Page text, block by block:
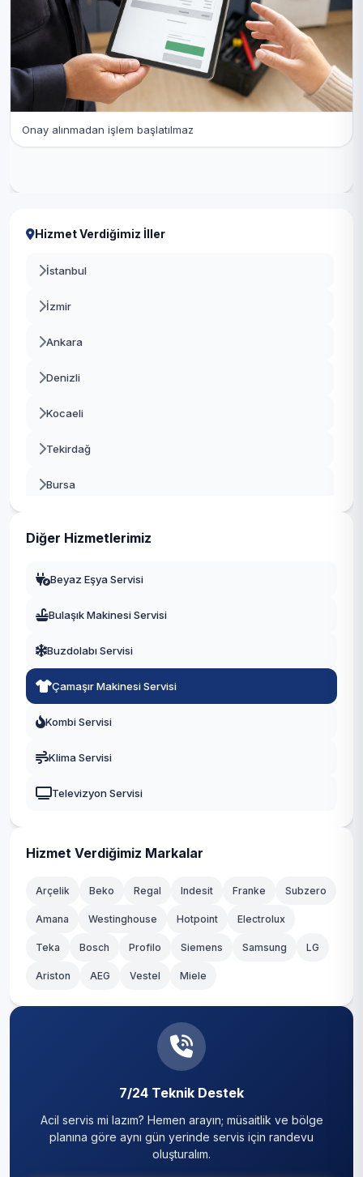
Onay alınmadan işlem başlatılmaz
Hizmet Verdiğimiz İller
İstanbul
İzmir
Ankara
Denizli
Kocaeli
Tekirdağ
Bursa
Diğer Hizmetlerimiz
Beyaz Eşya Servisi
Bulaşık Makinesi Servisi
Buzdolabı Servisi
Çamaşır Makinesi Servisi
Kombi Servisi
Klima Servisi
Televizyon Servisi
Hizmet Verdiğimiz Markalar
Arçelik Beko Regal Indesit Franke Subzero
Amana Westinghouse Hotpoint Electrolux
Teka Bosch Profilo Siemens Samsung LG
Ariston AEG Vestel Miele
7/24 Teknik Destek
Acil servis mi lazım? Hemen arayın; müsaitlik ve bölge
planına göre aynı gün yerinde servis için randevu
oluşturalım.